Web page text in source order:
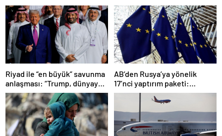
Riyad ile “en büyük” savunma
anlaşması: “Trump, dünyaya
bir mesaj gönderdi”
AB’den Rusya’ya yönelik
17’nci yaptırım paketi:
Uzlaşmaya varıldı